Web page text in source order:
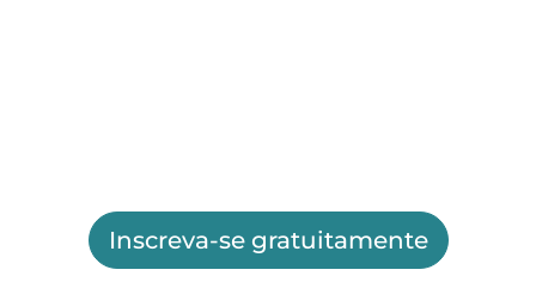
Inscreva-se gratuitamente